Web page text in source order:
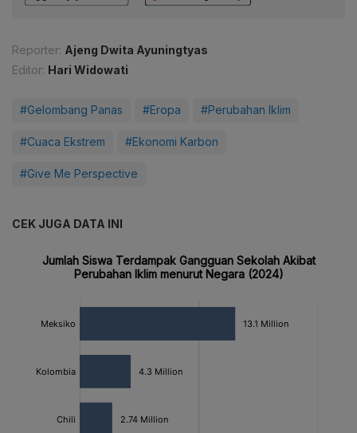
Reporter: Ajeng Dwita Ayuningtyas
Editor: Hari Widowati
#Gelombang Panas #Eropa #Perubahan Iklim
#Cuaca Ekstrem #Ekonomi Karbon
#Give Me Perspective
CEK JUGA DATA INI